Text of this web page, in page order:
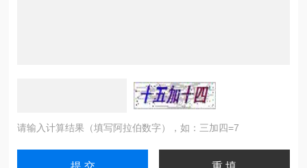
请输入计算结果（填写阿拉伯数字），如：三加四=7